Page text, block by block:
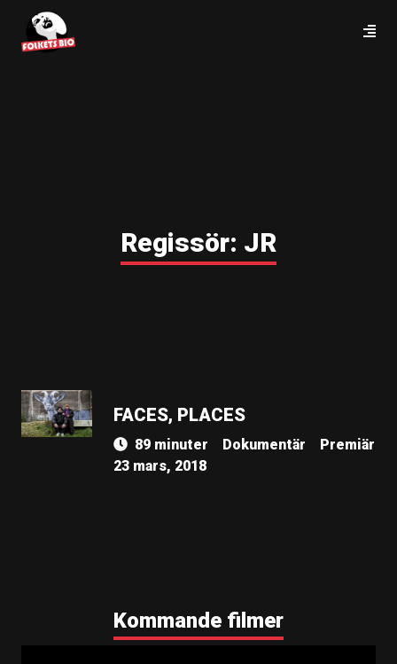
Regissör: JR
FACES, PLACES
89 minuter Dokumentär
Premiär
23 mars, 2018
Kommande filmer